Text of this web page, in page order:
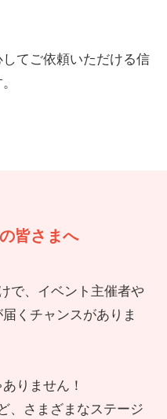
てご依頼いただける信
皆さまへ
で、イベント主催者や
くチャンスがありま
りません！
、さまざまなステージ